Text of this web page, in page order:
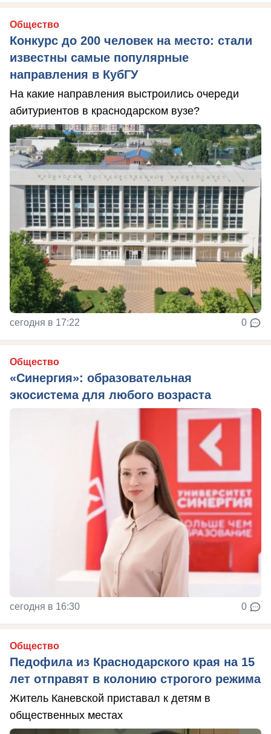
Общество
Конкурс до 200 человек на место: стали
известны самые популярные
направления в КубГУ
На какие направления выстроились очереди
абитуриентов в краснодарском вузе?
сегодня в 17:22 0
Общество
«Синергия»: образовательная
экосистема для любого возраста
сегодня в 16:30 0
Общество
Педофила из Краснодарского края на 15
лет отправят в колонию строгого режима
Житель Каневской приставал к детям в
общественных местах